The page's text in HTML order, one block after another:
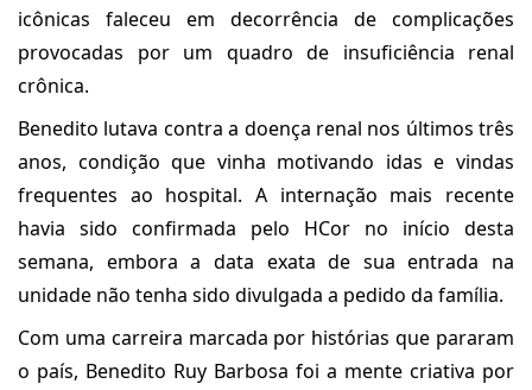
icônicas faleceu em decorrência de complicações
provocadas por um quadro de insuficiência renal
crônica.
Benedito lutava contra a doença renal nos últimos três
anos, condição que vinha motivando idas e vindas
frequentes ao hospital. A internação mais recente
havia sido confirmada pelo HCor no início desta
semana, embora a data exata de sua entrada na
unidade não tenha sido divulgada a pedido da família.
Com uma carreira marcada por histórias que pararam
o país, Benedito Ruy Barbosa foi a mente criativa por